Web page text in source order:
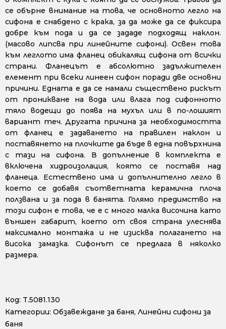
се обърне внимание на това, че основното легло на
сифона е снабдено с крака, за да може да се фиксира
добре към пода и да се зададе подходящ наклон.
(масово липсва при линейните сифони). Освен това
към леглото има фланец обикалящ сифона от всички
страни. Фланецът е абсолютно задължителен
елемент при всеки линеен сифон поради две основни
причини. Едната е да се намали съществено рискът
от проникване на вода или влага под сифонното
тяло водещи до поява на мухъл или в по-лошият
вариант теч. Другата причина за необходимостта
от фланец е задаването на правилен наклон и
поставянето на плочките да бъде в една повърхнина
с тази на сифона. В допълнение в комплекта е
включена хидроизолация, която се поставя над
фланеца. Естествено има и допълнително легло в
което се добавя съответната керамична плоча
ползвана и за пода в банята. Голямо предимство на
този сифон е това, че е с много малка височина като
външен габарит, което от своя страна улеснява
максимално монтажа и не изисква полагането на
висока замазка. Сифонът се предлага в няколко
размера.
Код: T.5081.130
Категории: Обзавеждане за баня, Линейни сифони за
баня